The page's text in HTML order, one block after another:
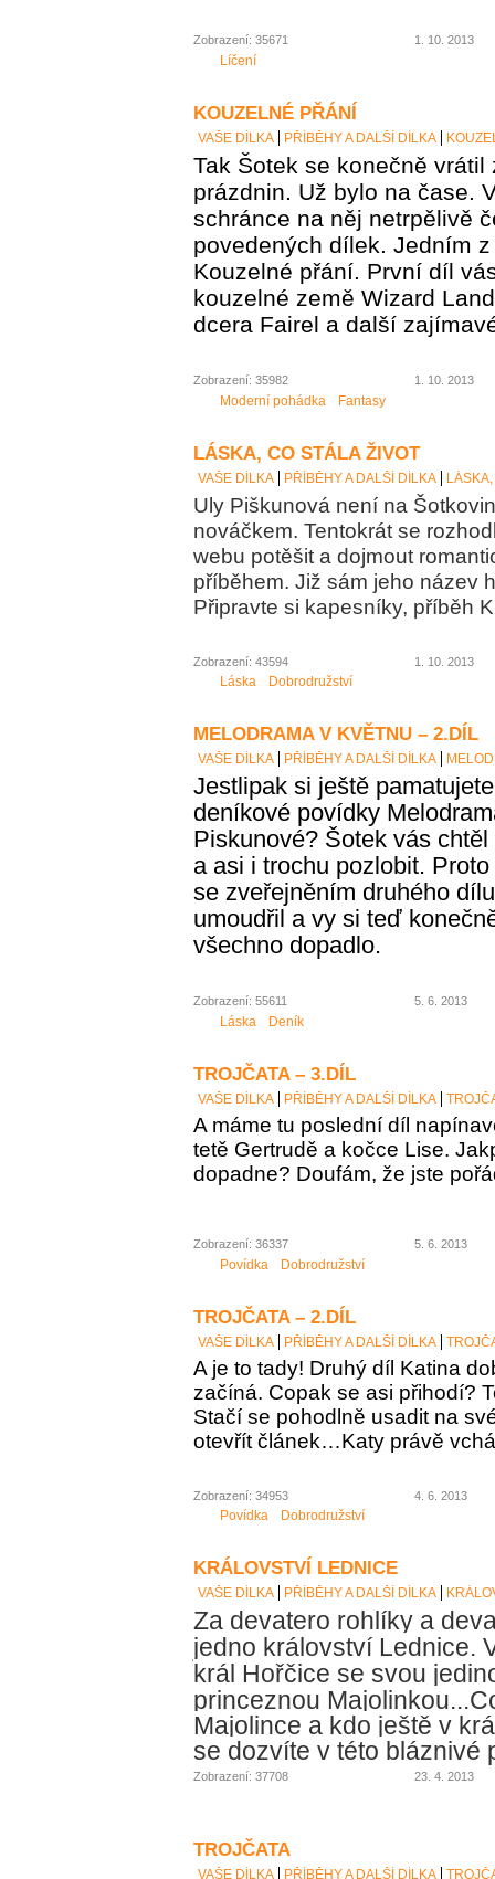
Zobrazení: 35671 1. 10. 2013
Líčení
KOUZELNÉ PŘÁNÍ
VAŠE DÍLKA PŘÍBĚHY A DALŠÍ DÍLKA
Tak Šotek se konečně vrátil
prázdnin. Už bylo na čase.
schránce na něj netrpělivě
povedených dílek. Jedním
Kouzelné přání. První díl
kouzelné země Wizard
dcera Fairel a další
Zobrazení: 35982 1. 10. 2013
Moderní pohádka Fantasy
LÁSKA, CO STÁLA ŽIVOT
VAŠE DÍLKA PŘÍBĚHY A DALŠÍ DÍLKA
Uly Piškunová není na
nováčkem. Tentokrát se
webu potěšit a dojmout
příběhem. Již sám jeho název
Připravte si kapesníky, příběh
Zobrazení: 43594 1. 10. 2013
Láska Dobrodružství
MELODRAMA V KVĚTNU – 2.DÍL
VAŠE DÍLKA PŘÍBĚHY A DALŠÍ DÍLKA
Jestlipak si ještě
deníkové povídky
Piskunové? Šotek vás
a asi i trochu pozlobit.
se zveřejněním druhého
umoudřil a vy si teď
všechno dopadlo.
Zobrazení: 55611 5. 6. 2013
Láska Deník
TROJČATA – 3.DÍL
VAŠE DÍLKA PŘÍBĚHY A DALŠÍ DÍLKA
A máme tu poslední díl
tetě Gertrudě a kočce Lise.
dopadne? Doufám, že jste
Zobrazení: 36337 5. 6. 2013
Povídka Dobrodružství
TROJČATA – 2.DÍL
VAŠE DÍLKA PŘÍBĚHY A DALŠÍ DÍLKA
A je to tady! Druhý díl Katina
začíná. Copak se asi přihodí?
Stačí se pohodlně usadit na
otevřít článek…Katy právě
Zobrazení: 34953 4. 6. 2013
Povídka Dobrodružství
KRÁLOVSTVÍ LEDNICE
VAŠE DÍLKA PŘÍBĚHY A DALŠÍ DÍLKA
Za devatero rohlíky a
jedno království Lednice.
král Hořčice se svou
princeznou Majolinkou...
Majolince a kdo ještě v
se dozvíte v této bláznivé
Zobrazení: 37708 23. 4. 2013
TROJČATA
VAŠE DÍLKA PŘÍBĚHY A DALŠÍ DÍLKA